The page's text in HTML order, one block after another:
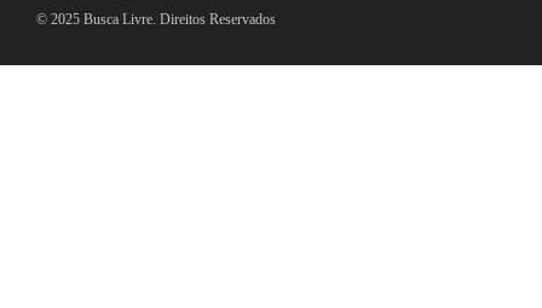
© 2025 Busca Livre. Direitos Reservados